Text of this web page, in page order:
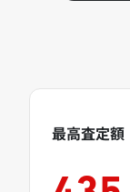
最高査定額